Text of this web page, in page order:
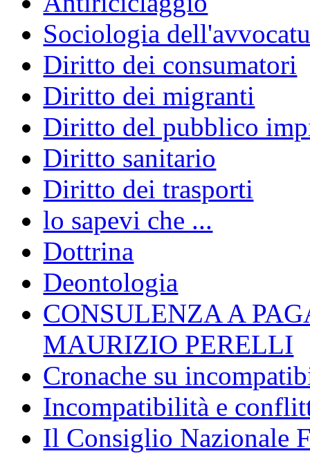
Sociologia
Diritto dei consumatori
Diritto dei migranti
Diritto del pubblico
Diritto sanitario
Diritto dei trasporti
lo sapevi che ...
Dottrina
Deontologia
CONSULENZA A
MAURIZIO PERELLI
Cronache su
Incompatibilità e
Il Consiglio Nazionale